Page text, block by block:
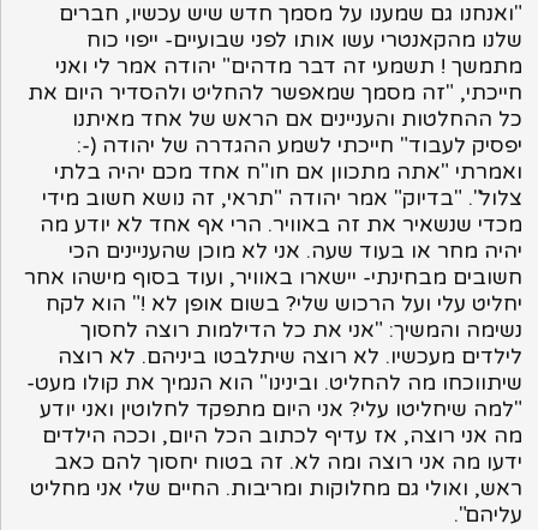
"ואנחנו גם שמענו על מסמך חדש שיש עכשיו, חברים
שלנו מהקאנטרי עשו אותו לפני שבועיים- ייפוי כוח
מתמשך ! תשמעי זה דבר מדהים" יהודה אמר לי ואני
חייכתי, "זה מסמך שמאפשר להחליט ולהסדיר היום את
כל ההחלטות והעניינים אם הראש של אחד מאיתנו
יפסיק לעבוד" חייכתי לשמע ההגדרה של יהודה (-:
ואמרתי "אתה מתכוון אם חו"ח אחד מכם יהיה בלתי
צלול". "בדיוק" אמר יהודה "תראי, זה נושא חשוב מידי
מכדי שנשאיר את זה באוויר. הרי אף אחד לא יודע מה
יהיה מחר או בעוד שעה. אני לא מוכן שהעניינים הכי
חשובים מבחינתי- יישארו באוויר, ועוד בסוף מישהו אחר
יחליט עלי ועל הרכוש שלי? בשום אופן לא !" הוא לקח
נשימה והמשיך: "אני את כל הדילמות רוצה לחסוך
לילדים מעכשיו. לא רוצה שיתלבטו ביניהם. לא רוצה
שיתווכחו מה להחליט. ובינינו" הוא הנמיך את קולו מעט-
"למה שיחליטו עלי? אני היום מתפקד לחלוטין ואני יודע
מה אני רוצה, אז עדיף לכתוב הכל היום, וככה הילדים
ידעו מה אני רוצה ומה לא. זה בטוח יחסוך להם כאב
ראש, ואולי גם מחלוקות ומריבות. החיים שלי אני מחליט
עליהם".